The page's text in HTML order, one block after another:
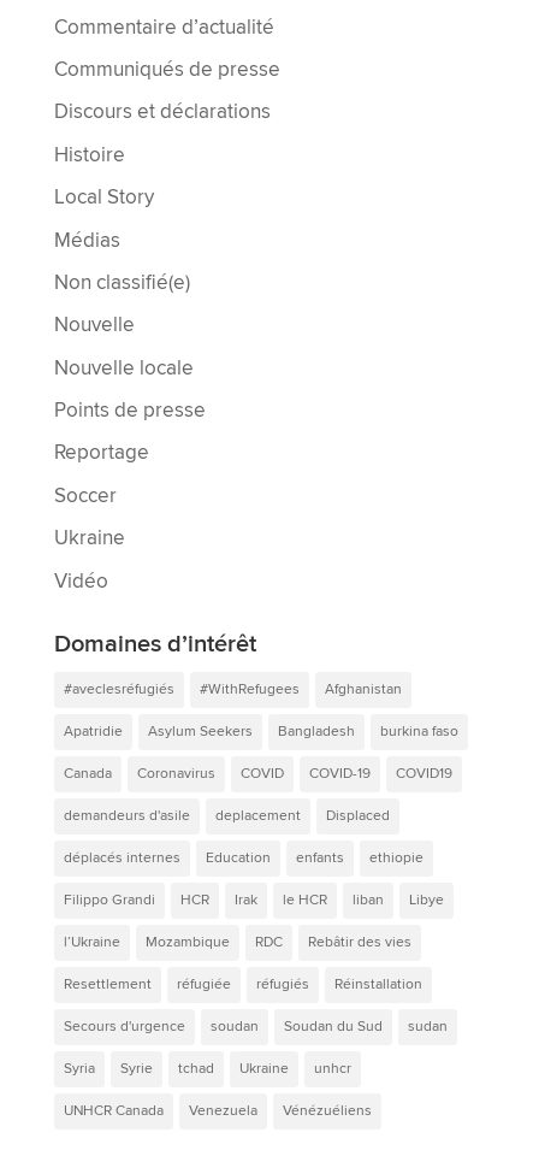
Commentaire d’actualité
Communiqués de presse
Discours et déclarations
Histoire
Local Story
Médias
Non classifié(e)
Nouvelle
Nouvelle locale
Points de presse
Reportage
Soccer
Ukraine
Vidéo
Domaines d’intérêt
#aveclesréfugiés #WithRefugees Afghanistan
Apatridie Asylum Seekers Bangladesh burkina faso
Canada Coronavirus COVID COVID-19 COVID19
demandeurs d'asile deplacement Displaced
déplacés internes Education enfants ethiopie
Filippo Grandi HCR Irak le HCR liban Libye
l’Ukraine Mozambique RDC Rebâtir des vies
Resettlement réfugiée réfugiés Réinstallation
Secours d'urgence soudan Soudan du Sud sudan
Syria Syrie tchad Ukraine unhcr
UNHCR Canada Venezuela Vénézuéliens